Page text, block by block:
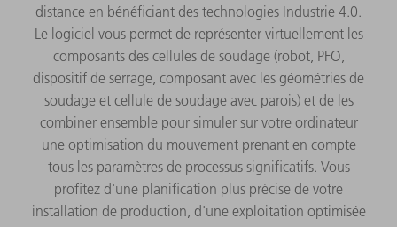
distance en bénéficiant des technologies Industrie 4.0.
Le logiciel vous permet de représenter virtuellement les
composants des cellules de soudage (robot, PFO,
dispositif de serrage, composant avec les géométries de
soudage et cellule de soudage avec parois) et de les
combiner ensemble pour simuler sur votre ordinateur
une optimisation du mouvement prenant en compte
tous les paramètres de processus significatifs. Vous
profitez d'une planification plus précise de votre
installation de production, d'une exploitation optimisée